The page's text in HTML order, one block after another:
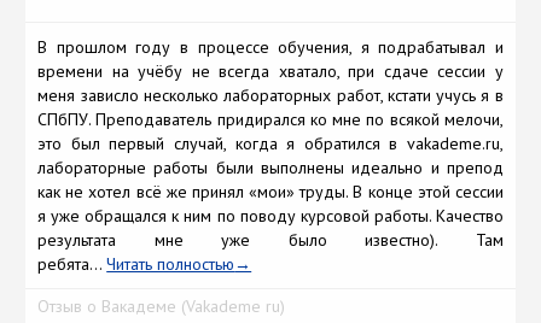
В прошлом году в процессе обучения, я подрабатывал и
времени на учёбу не всегда хватало, при сдаче сессии у
меня зависло несколько лабораторных работ, кстати учусь я в
СПбПУ. Преподаватель придирался ко мне по всякой мелочи,
это был первый случай, когда я обратился в vakademe.ru,
лабораторные работы были выполнены идеально и препод
как не хотел всё же принял «мои» труды. В конце этой сессии
я уже обращался к ним по поводу курсовой работы. Качество
результата мне уже было известно). Там
ребята...Читать полностью
Отзыв о Вакадеме (Vakademe ru)